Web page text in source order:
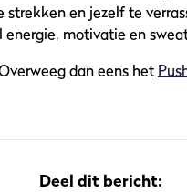
en jezelf te
energie, motivatie en
dan eens het
Deel dit bericht: